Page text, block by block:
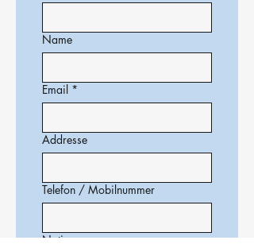
Name
Email *
Addresse
Telefon / Mobilnummer
Notiz